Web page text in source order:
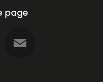
page